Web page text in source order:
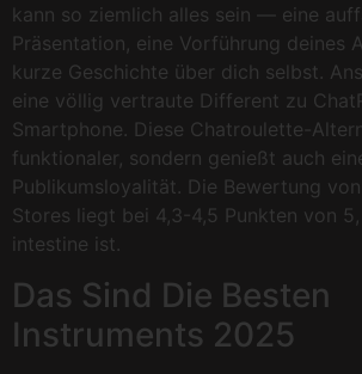
kann so ziemlich alles sein — eine
Präsentation, eine Vorführung deines
kurze Geschichte über dich selbst.
eine völlig vertraute Different zu
Smartphone. Diese Chatroulette-
funktionaler, sondern genießt auch
Publikumsloyalität. Die Bewertung
Stores liegt bei 4,3-4,5 Punkten von
intestine ist.
Das Sind Die Besten
Instruments 2025